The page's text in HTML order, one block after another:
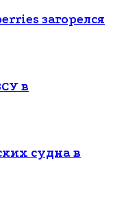
загорелся
в
судна в